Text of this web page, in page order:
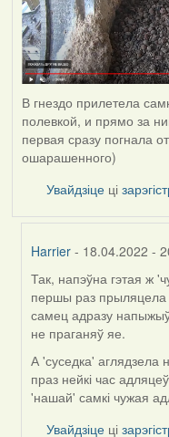
В гнездо прилетела
полевкой, и прямо за
первая сразу погнала
ошарашенного)
Увайдзіце ці
Harrier - 18.04.2022 -
In
reply
to
by
Estydaven
Так, напэўна гэтая ж
першы раз
самец адразу
не праганяў яе.
А 'суседка' аглядзела
праз нейкі час
'нашай' самкі чужая
Увайдзіце ці